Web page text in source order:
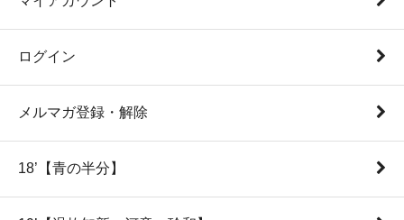
ログイン
メルマガ登録・解除
18’【青の半分】